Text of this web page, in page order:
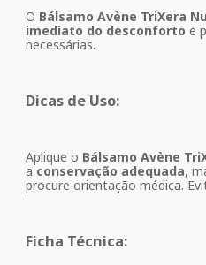
O Bálsamo Avène TriXera
imediato do desconforto e
necessárias.
Dicas de Uso:
Aplique o Bálsamo Avène
aconservação adequada,
procure orientação médica.
Ficha Técnica: